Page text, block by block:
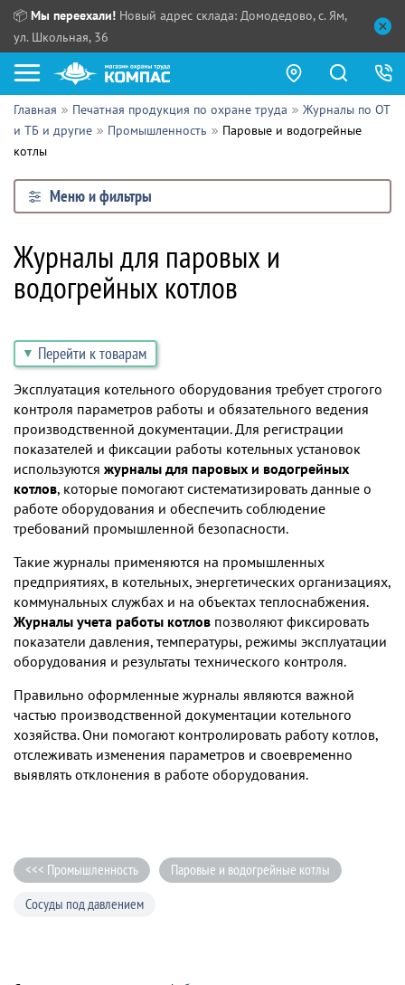
📦 Мы переехали! Новый адрес склада: Домодедово, с. Ям,
ул. Школьная, 36
Как купить?
Прайс-листы
Сотрудничество
Партнерам
Поставщикам
Контакты
СБ, ВС:
Выдача продукции:
Главная Печатная продукция по охране труда
Журналы по ОТ
и ТБ и другие
Промышленность
Паровые и водогрейные
котлы
Меню и фильтры
Журналы для паровых и
водогрейных котлов
Перейти к товарам
Эксплуатация котельного оборудования требует строгого
контроля параметров работы и обязательного ведения
производственной документации. Для регистрации
показателей и фиксации работы котельных установок
используются журналы для паровых и водогрейных
котлов, которые помогают систематизировать данные о
работе оборудования и обеспечить соблюдение
требований промышленной безопасности.
Такие журналы применяются на промышленных
предприятиях, в котельных, энергетических организациях,
коммунальных службах и на объектах теплоснабжения.
Журналы учета работы котлов позволяют фиксировать
показатели давления, температуры, режимы эксплуатации
оборудования и результаты технического контроля.
Правильно оформленные журналы являются важной
частью производственной документации котельного
хозяйства. Они помогают контролировать работу котлов,
отслеживать изменения параметров и своевременно
выявлять отклонения в работе оборудования.
<<< Промышленность
Паровые и водогрейные котлы
Сосуды под давлением